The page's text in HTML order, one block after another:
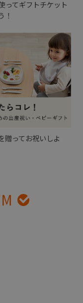
ってギフトチケット
！
贈ってお祝いしよ